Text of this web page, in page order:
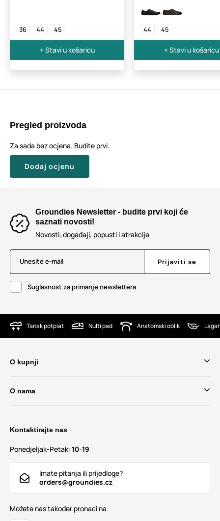
36 44 45
+ Stavi u košaricu
44 45
+ Stavi u košaricu
Pregled proizvoda
Za sada bez ocjena. Budite prvi.
Dodaj ocjenu
Groundies Newsletter - budite prvi koji će
saznati novosti!
Novosti, događaji, popusti i atrakcije
Unesite e-mail Prijaviti se
Suglasnost za primanje newslettera
Tanak potplat Nulti pad Anatomski oblik
O kupnji
O nama
Kontaktirajte nas
Ponedjeljak-Petak: 10-19
Imate pitanja ili prijedloge?
orders@groundies.cz
Možete nas također pronaći na